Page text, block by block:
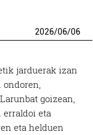
2026/06/06
jarduerak izan
ondoren,
goizean,
eta
eta helduen